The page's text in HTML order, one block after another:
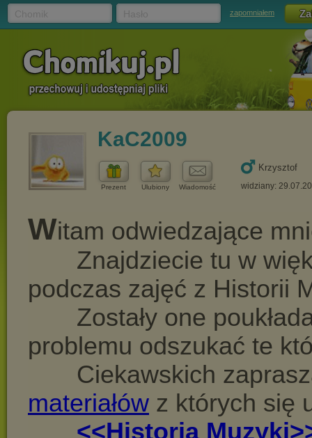
zapomniałem
KaC2009
Prezent Ulubiony Wiadomość
Krzysztof
widziany: